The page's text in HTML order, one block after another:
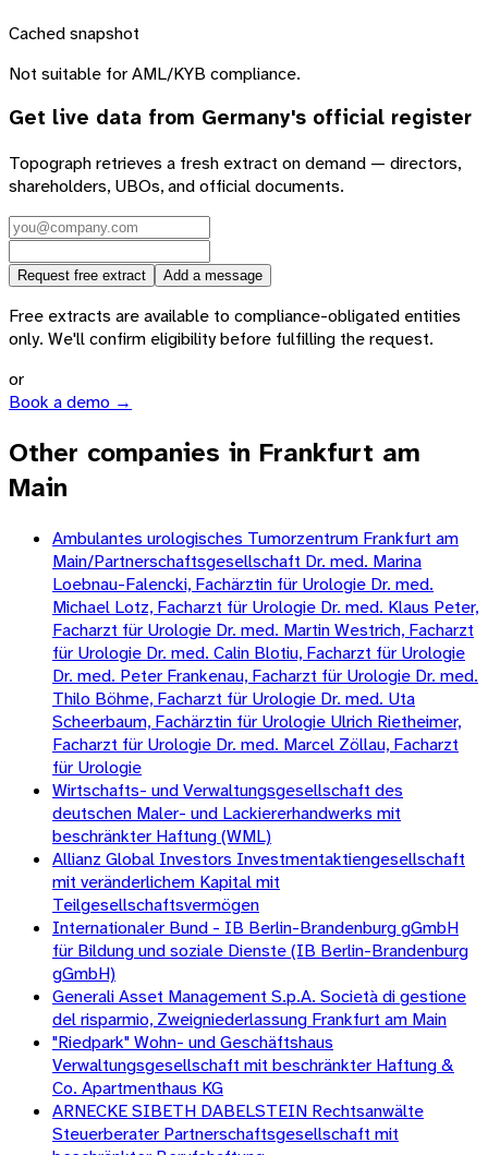
Cached snapshot
Not suitable for AML/KYB compliance.
Get live data from Germany's official register
Topograph retrieves a fresh extract on demand — directors,
shareholders, UBOs, and official documents.
Request free extract Add a message
Free extracts are available to compliance-obligated entities
only. We'll confirm eligibility before fulfilling the request.
or
Book a demo →
Other companies in Frankfurt am
Main
Ambulantes urologisches Tumorzentrum Frankfurt am
Main/Partnerschaftsgesellschaft Dr. med. Marina
Loebnau-Falencki, Fachärztin für Urologie Dr. med.
Michael Lotz, Facharzt für Urologie Dr. med. Klaus Peter,
Facharzt für Urologie Dr. med. Martin Westrich, Facharzt
für Urologie Dr. med. Calin Blotiu, Facharzt für Urologie
Dr. med. Peter Frankenau, Facharzt für Urologie Dr. med.
Thilo Böhme, Facharzt für Urologie Dr. med. Uta
Scheerbaum, Fachärztin für Urologie Ulrich Rietheimer,
Facharzt für Urologie Dr. med. Marcel Zöllau, Facharzt
für Urologie
Wirtschafts- und Verwaltungsgesellschaft des
deutschen Maler- und Lackiererhandwerks mit
beschränkter Haftung (WML)
Allianz Global Investors Investmentaktiengesellschaft
mit veränderlichem Kapital mit
Teilgesellschaftsvermögen
Internationaler Bund - IB Berlin-Brandenburg gGmbH
für Bildung und soziale Dienste (IB Berlin-Brandenburg
gGmbH)
Generali Asset Management S.p.A. Società di gestione
del risparmio, Zweigniederlassung Frankfurt am Main
"Riedpark" Wohn- und Geschäftshaus
Verwaltungsgesellschaft mit beschränkter Haftung &
Co. Apartmenthaus KG
ARNECKE SIBETH DABELSTEIN Rechtsanwälte
Steuerberater Partnerschaftsgesellschaft mit